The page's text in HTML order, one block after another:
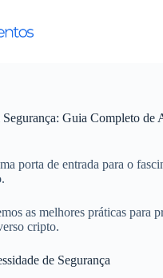
Guia Completo de
porta de entrada para o
as melhores práticas para
cripto.
de Segurança